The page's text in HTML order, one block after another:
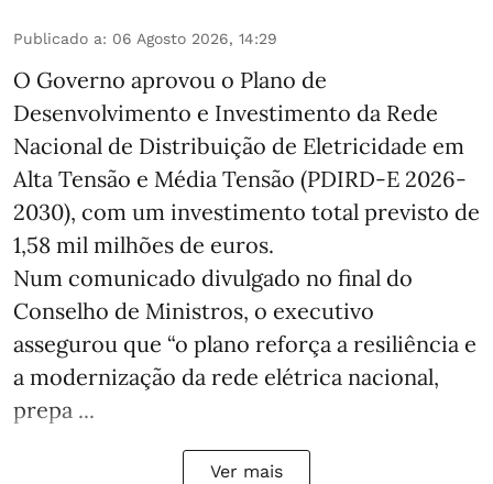
Publicado a: 06 Agosto 2026, 14:29
O Governo aprovou o Plano de
Desenvolvimento e Investimento da Rede
Nacional de Distribuição de Eletricidade em
Alta Tensão e Média Tensão (PDIRD-E 2026-
2030), com um investimento total previsto de
1,58 mil milhões de euros.
Num comunicado divulgado no final do
Conselho de Ministros, o executivo
assegurou que “o plano reforça a resiliência e
a modernização da rede elétrica nacional,
prepa ...
Ver mais